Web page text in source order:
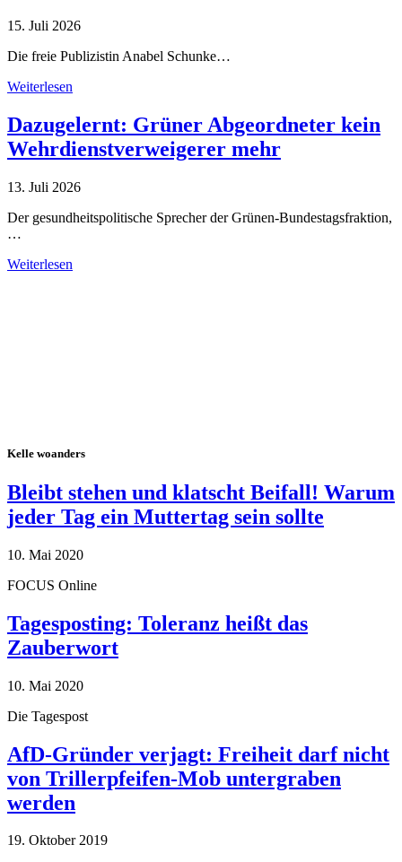
15. Juli 2026
Die freie Publizistin Anabel Schunke…
Weiterlesen
Dazugelernt: Grüner Abgeordneter kein
Wehrdienstverweigerer mehr
13. Juli 2026
Der gesundheitspolitische Sprecher der Grünen-Bundestagsfraktion,
…
Weiterlesen
Kelle woanders
Bleibt stehen und klatscht Beifall! Warum
jeder Tag ein Muttertag sein sollte
10. Mai 2020
FOCUS Online
Tagesposting: Toleranz heißt das
Zauberwort
10. Mai 2020
Die Tagespost
AfD-Gründer verjagt: Freiheit darf nicht
von Trillerpfeifen-Mob untergraben
werden
19. Oktober 2019